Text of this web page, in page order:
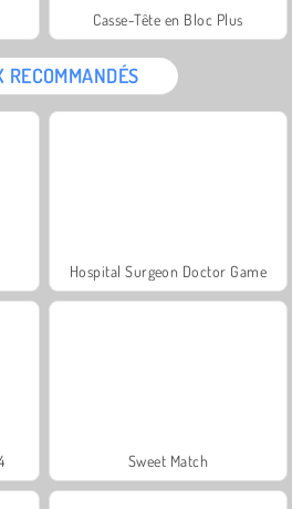
Casse-Tête en Bloc Plus
RECOMMANDÉS
Hospital Surgeon Doctor Game
Sweet Match